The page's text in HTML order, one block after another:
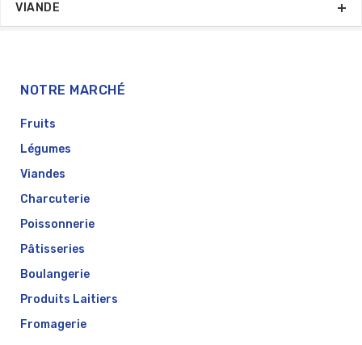
VIANDE
NOTRE MARCHÉ
Fruits
Légumes
Viandes
Charcuterie
Poissonnerie
Pâtisseries
Boulangerie
Produits Laitiers
Fromagerie